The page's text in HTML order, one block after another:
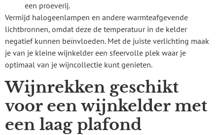
een proeverij.
Vermijd halogeenlampen en andere warmteafgevende
lichtbronnen, omdat deze de temperatuur in de kelder
negatief kunnen beïnvloeden. Met de juiste verlichting maak
je van je kleine wijnkelder een sfeervolle plek waar je
optimaal van je wijncollectie kunt genieten.
Wijnrekken geschikt
voor een wijnkelder met
een laag plafond